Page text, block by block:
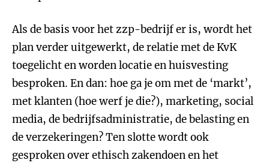
Als de basis voor het zzp-bedrijf er is, wordt het
plan verder uitgewerkt, de relatie met de KvK
toegelicht en worden locatie en huisvesting
besproken. En dan: hoe ga je om met de ‘markt’,
met klanten (hoe werf je die?), marketing, social
media, de bedrijfsadministratie, de belasting en
de verzekeringen? Ten slotte wordt ook
gesproken over ethisch zakendoen en het